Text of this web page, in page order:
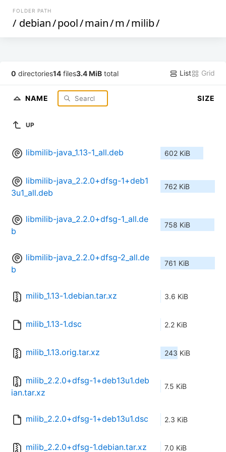
FOLDER PATH
/ debian/pool/main/m/milib/
0 directories14 files3.4 MiB total List Grid
NAME SIZE
UP
libmilib-java_1.13-1_all.deb 602 KiB
libmilib-java_2.2.0+dfsg-1+deb1
3u1_all.deb
762 KiB
libmilib-java_2.2.0+dfsg-1_all.de
b
758 KiB
libmilib-java_2.2.0+dfsg-2_all.de
b
761 KiB
milib_1.13-1.debian.tar.xz 3.6 KiB
milib_1.13-1.dsc 2.2 KiB
milib_1.13.orig.tar.xz 243 KiB
milib_2.2.0+dfsg-1+deb13u1.deb
ian.tar.xz
7.5 KiB
milib_2.2.0+dfsg-1+deb13u1.dsc 2.3 KiB
milib_2.2.0+dfsg-1.debian.tar.xz 7.0 KiB